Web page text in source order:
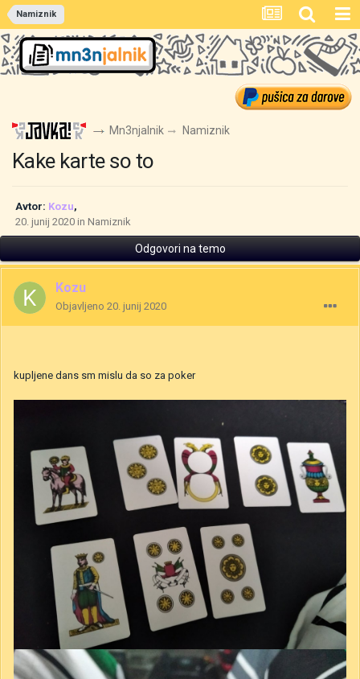
Namiznik
Mn3njalnik Namiznik
Kake karte so to
Avtor: Kozu,
20. junij 2020 in Namiznik
Odgovori na temo
Kozu
Objavljeno 20. junij 2020
kupljene dans sm mislu da so za poker